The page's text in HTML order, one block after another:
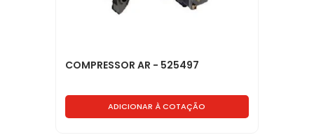
COMPRESSOR AR - 525497
ADICIONAR À COTAÇÃO